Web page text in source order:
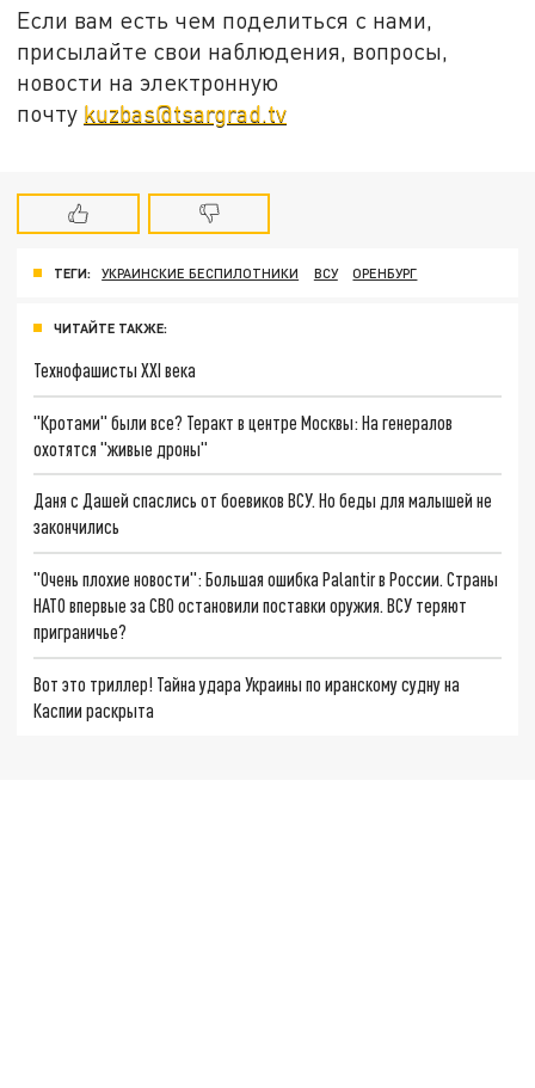
Если вам есть чем поделиться с нами,
присылайте свои наблюдения, вопросы,
новости на электронную
почту kuzbas@tsargrad.tv
ТЕГИ: УКРАИНСКИЕ БЕСПИЛОТНИКИ ВСУ ОРЕНБУРГ
ЧИТАЙТЕ ТАКЖЕ:
Технофашисты XXI века
"Кротами" были все? Теракт в центре Москвы: На генералов
охотятся "живые дроны"
Даня с Дашей спаслись от боевиков ВСУ. Но беды для малышей не
закончились
"Очень плохие новости": Большая ошибка Palantir в России. Страны
НАТО впервые за СВО остановили поставки оружия. ВСУ теряют
приграничье?
Вот это триллер! Тайна удара Украины по иранскому судну на
Каспии раскрыта